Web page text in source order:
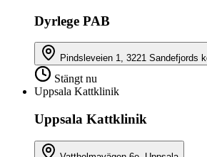
Dyrlege PAB
Pindsleveien 1, 3221 Sandefjords
Stängt nu
Uppsala Kattklinik
Uppsala Kattklinik